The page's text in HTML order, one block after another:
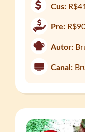
Cus:
Pre:
Autor:
Canal: